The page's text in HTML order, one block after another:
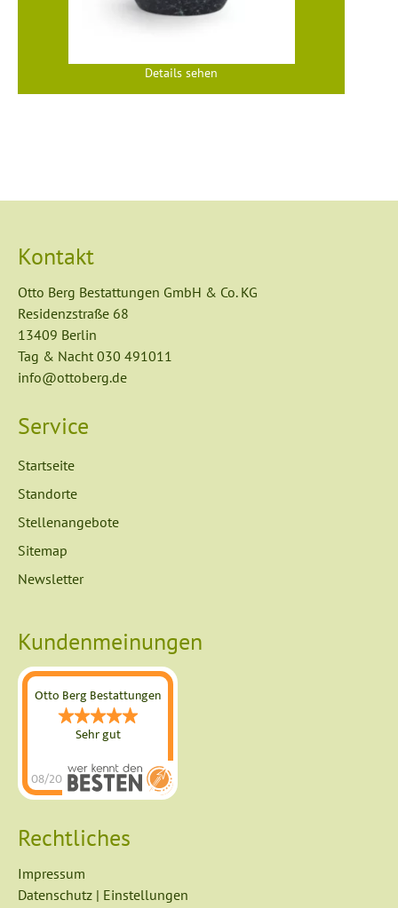
Details sehen
Kontakt
Otto Berg Bestattungen GmbH & Co. KG
Residenzstraße 68
13409 Berlin
Tag & Nacht 030 491011
info@ottoberg.de
Service
Navigation
überspringen
Startseite
Standorte
Stellenangebote
Sitemap
Newsletter
Kundenmeinungen
Otto Berg Bestattungen
Sehr gut
08/2026
Otto Berg
hat4.89
739Otto
Rechtliches
Impressum
Datenschutz | Einstellungen